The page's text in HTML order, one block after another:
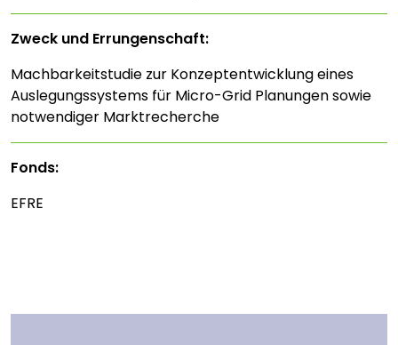
Zweck und Errungenschaft:
Machbarkeitstudie zur Konzeptentwicklung eines
Auslegungssystems für Micro-Grid Planungen sowie
notwendiger Marktrecherche
Fonds:
EFRE